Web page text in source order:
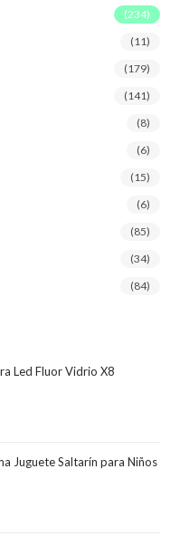
(234)
(11)
(179)
(141)
(8)
(6)
(15)
(6)
(85)
(34)
(84)
Led Fluor Vidrio X8
Juguete Saltarín para Niños